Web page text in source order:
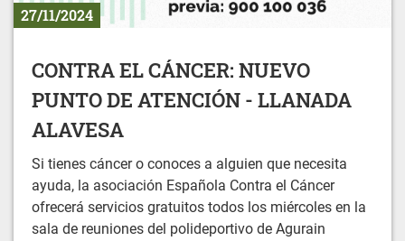
27/11/2024
CONTRA EL CÁNCER: NUEVO
PUNTO DE ATENCIÓN - LLANADA
ALAVESA
Si tienes cáncer o conoces a alguien que necesita
ayuda, la asociación Española Contra el Cáncer
ofrecerá servicios gratuitos todos los miércoles en la
sala de reuniones del polideportivo de Agurain